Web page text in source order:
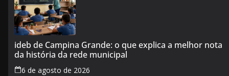
ideb de Campina Grande: o que explica a melhor nota
da história da rede municipal
6 de agosto de 2026